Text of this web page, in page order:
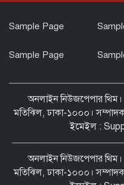
Sample Page
Sample Page
অনলাইন নিউজপেপার থিম।
মতিঝিল, ঢাকা-১০০০।
ইমেইল :
অনলাইন নিউজপেপার থিম।
মতিঝিল, ঢাকা-১০০০।